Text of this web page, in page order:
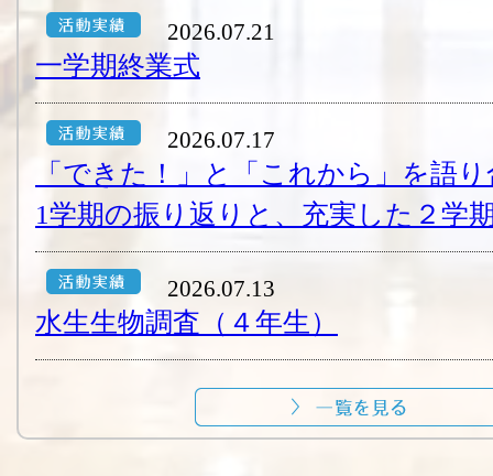
2026.07.21
一学期終業式
2026.07.17
「できた！」と「これから」を語
1学期の振り返りと、充実した２学
2026.07.13
水生生物調査（４年生）